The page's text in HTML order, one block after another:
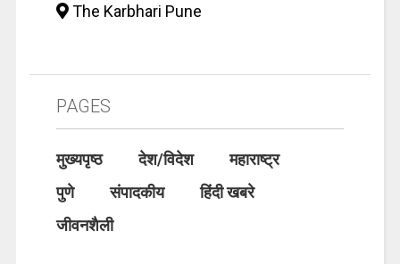
The Karbhari Pune
PAGES
मुख्यपृष्ठ देश/विदेश
महाराष्ट्र
पुणे
संपादकीय
हिंदी खबरे
जीवनशैली